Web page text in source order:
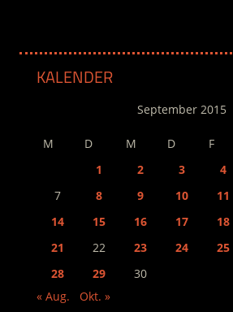
KALENDER
September 2015
M D M D F
1
2 3 4
7
8 9 10 11
14
15 16 17 18
21
22 23 24 25
28
29
30
« Aug.
Okt. »